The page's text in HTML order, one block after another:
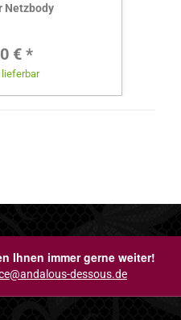
Netzbody
Regulärer Preis:
€ *
Ihnen immer gerne weiter!
dessous.de